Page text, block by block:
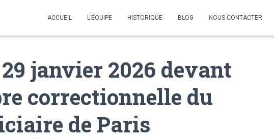
ACCUEIL L’ÉQUIPE HISTORIQUE BLOG NOUS CONTACTER
janvier 2026 devant
correctionnelle du
de Paris